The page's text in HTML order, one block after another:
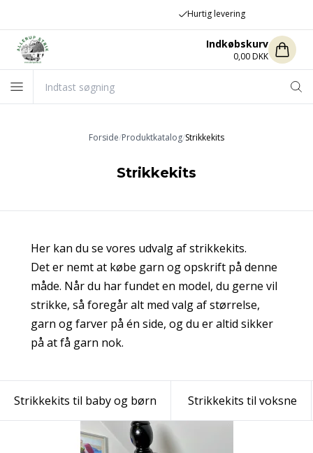
Hurtig levering
Indkøbskurv
0,00 DKK
Forside/Produktkatalog/Strikkekits
Strikkekits
Her kan du se vores udvalg af strikkekits.
Det er nemt at købe garn og opskrift på denne
måde. Når du har fundet en model, du gerne vil
strikke, så foregår alt med valg af størrelse,
garn og farver på én side, og du er altid sikker
på at få garn nok.
Strikkekits til baby og børn Strikkekits til voksne